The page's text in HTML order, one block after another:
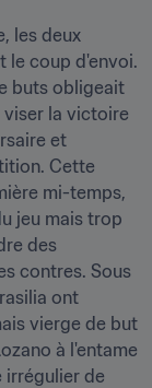
les deux
le coup d'envoi.
buts obligeait
viser la victoire
et
Cette
mi-temps,
jeu mais trop
des
contres. Sous
ont
vierge de but
à l'entame
irrégulier de